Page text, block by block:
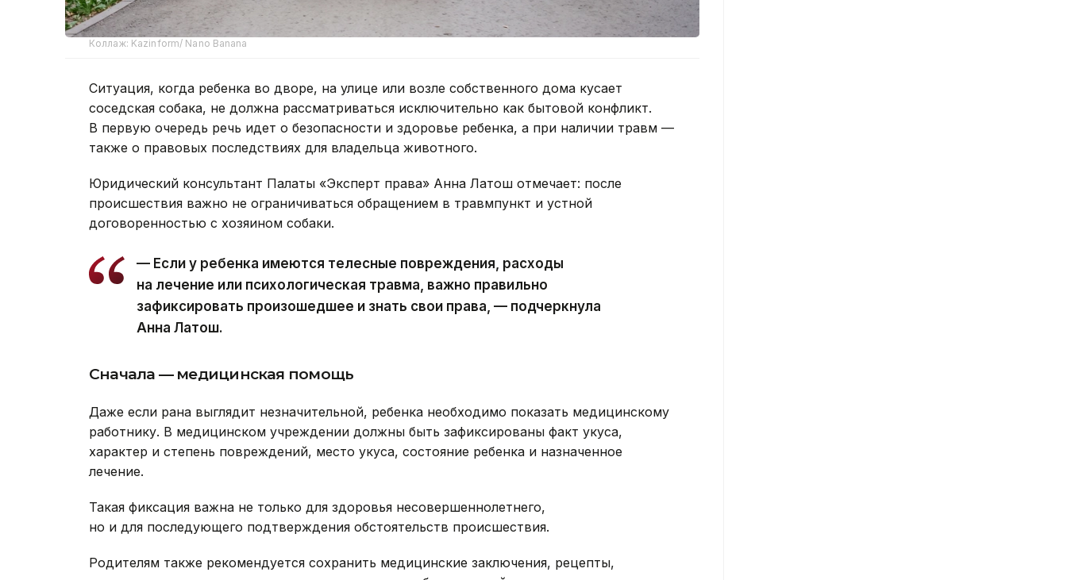
Коллаж: Kazinform/ Nano Banana
Ситуация, когда ребенка во дворе, на улице или возле собственного дома кусает
соседская собака, не должна рассматриваться исключительно как бытовой конфликт.
В первую очередь речь идет о безопасности и здоровье ребенка, а при наличии травм —
также о правовых последствиях для владельца животного.
Юридический консультант Палаты «Эксперт права» Анна Латош отмечает: после
происшествия важно не ограничиваться обращением в травмпункт и устной
договоренностью с хозяином собаки.
— Если у ребенка имеются телесные повреждения, расходы
на лечение или психологическая травма, важно правильно
зафиксировать произошедшее и знать свои права, — подчеркнула
Анна Латош.
Сначала — медицинская помощь
Даже если рана выглядит незначительной, ребенка необходимо показать медицинскому
работнику. В медицинском учреждении должны быть зафиксированы факт укуса,
характер и степень повреждений, место укуса, состояние ребенка и назначенное
лечение.
Такая фиксация важна не только для здоровья несовершеннолетнего,
но и для последующего подтверждения обстоятельств происшествия.
Родителям также рекомендуется сохранить медицинские заключения, рецепты,